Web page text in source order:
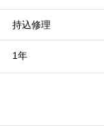
持込修理
1年